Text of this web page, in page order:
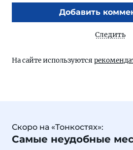
Добавить
Следить
На сайте используются
Скоро на «Тонкостях»:
Самые неудобные